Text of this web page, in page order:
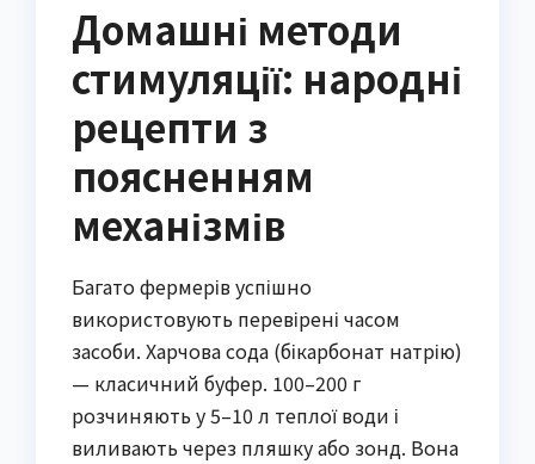
Домашні методи
стимуляції: народні
рецепти з
поясненням
механізмів
Багато фермерів успішно
використовують перевірені часом
засоби. Харчова сода (бікарбонат натрію)
— класичний буфер. 100–200 г
розчиняють у 5–10 л теплої води і
виливають через пляшку або зонд. Вона